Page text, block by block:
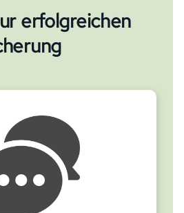
erfolgreichen